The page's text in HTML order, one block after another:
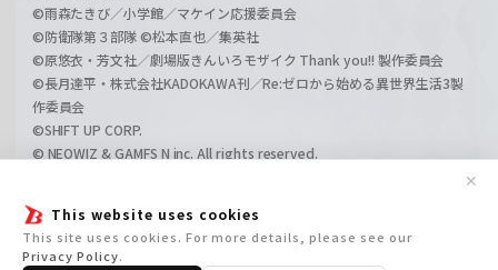
This website uses cookies
This site uses cookies. For more details, please see our
Privacy Policy.
✕
©雨森たきび／小学館／マケイン応援委員会
©防衛隊第３部隊 ©松本直也／集英社
©原悠衣・芳文社／劇場版きんいろモザイク Thank you!! 製作委員会
©長月達平・株式会社KADOKAWA刊／Re:ゼロから始める異世界生活3製
作委員会
©SHIFT UP CORP.
© NEOWIZ & GAMFS N inc. All rights reserved.
©GIRLS und PANZER Film Projekt
©GIRLS und PANZER Finale Projekt